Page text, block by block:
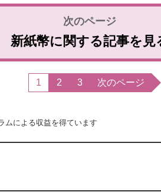
新紙幣に関する記事を見
1 2 3 次のページ
ムによる収益を得ています